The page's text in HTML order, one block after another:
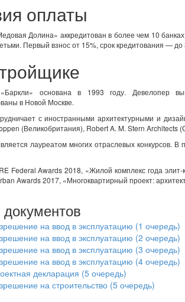
оплаты
Долина» аккредитован в более чем 10
Первый взнос от 15%, срок кредитования — до
основана в 1993 году. Девелопер
в Новой Москве.
с иностранными архитектурными и
(Великобритания), Robert A. M. Stern
лауреатом многих отраслевых конкурсов.
Federal Awards 2018, «Жилой комплекс года
Awards 2017, «Многоквартирный проект:
на ввод в эксплуатацию (1 очередь)
на ввод в эксплуатацию (2 очередь)
на ввод в эксплуатацию (3 очередь)
на ввод в эксплуатацию (4 очередь)
декларация (5 очередь)
на строительство (5 очередь)